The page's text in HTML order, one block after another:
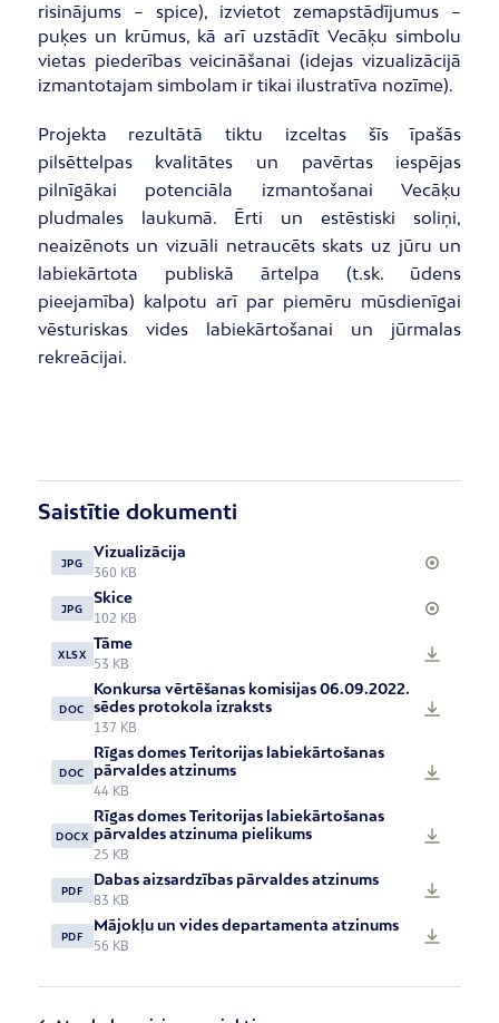
risinājums – spice), izvietot zemapstādījumus –
puķes un krūmus, kā arī uzstādīt Vecāķu simbolu
vietas piederības veicināšanai (idejas vizualizācijā
izmantotajam simbolam ir tikai ilustratīva nozīme).
Projekta rezultātā tiktu izceltas šīs īpašās
pilsēttelpas kvalitātes un pavērtas iespējas
pilnīgākai potenciāla izmantošanai Vecāķu
pludmales laukumā. Ērti un estēstiski soliņi,
neaizēnots un vizuāli netraucēts skats uz jūru un
labiekārtota publiskā ārtelpa (t.sk. ūdens
pieejamība) kalpotu arī par piemēru mūsdienīgai
vēsturiskas vides labiekārtošanai un jūrmalas
rekreācijai.
Saistītie dokumenti
JPG
Vizualizācija
360 KB
JPG
Skice
102 KB
XLSX
Tāme
53 KB
DOC
Konkursa vērtēšanas komisijas 06.09.2022.
sēdes protokola izraksts
137 KB
DOC
Rīgas domes Teritorijas labiekārtošanas
pārvaldes atzinums
44 KB
DOCX
Rīgas domes Teritorijas labiekārtošanas
pārvaldes atzinuma pielikums
25 KB
PDF
Dabas aizsardzības pārvaldes atzinums
83 KB
PDF
Mājokļu un vides departamenta atzinums
56 KB